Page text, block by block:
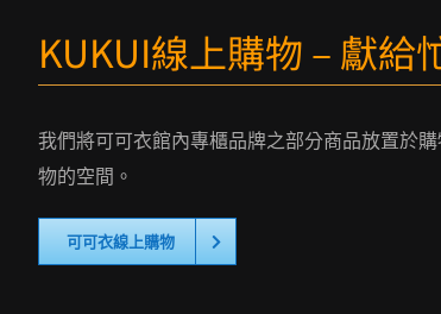
KUKUI線上購物 – 獻給
我們將可可衣館內專櫃品牌之部分商品放置於
物的空間。
可可衣線上購物